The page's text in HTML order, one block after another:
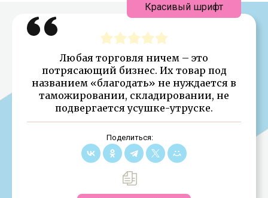
Любая торговля ничем – это
потрясающий бизнес. Их товар под
названием «благодать» не нуждается в
таможировании, складировании, не
подвергается усушке-утруске.
Поделиться:
Красивый шрифт